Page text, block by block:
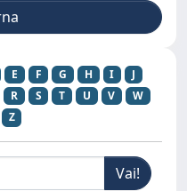
E F G H I
J
R S T U V
W
Z